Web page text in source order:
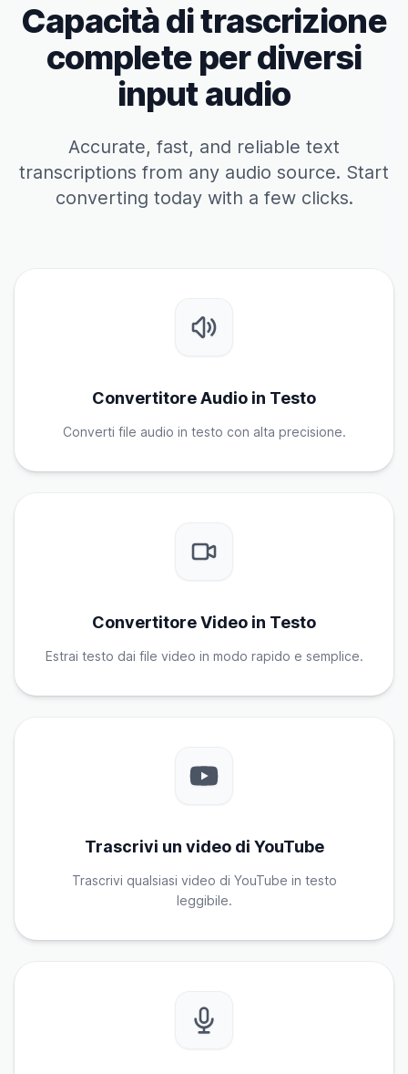
Capacità di trascrizione
complete per diversi
input audio
Accurate, fast, and reliable text
transcriptions from any audio source. Start
converting today with a few clicks.
Convertitore Audio in Testo
Converti file audio in testo con alta precisione.
Convertitore Video in Testo
Estrai testo dai file video in modo rapido e semplice.
Trascrivi un video di YouTube
Trascrivi qualsiasi video di YouTube in testo
leggibile.